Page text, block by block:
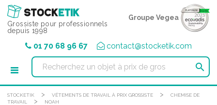
Grossiste pour professionnels
depuis 1998
Groupe Vegea
01 70 68 96 67 contact@stocketik.com

STOCKETIK > VÊTEMENTS DE TRAVAIL À PRIX GROSSISTE >
CHEMISE DE
TRAVAIL
> NOAH
Panneau de gestion des cookies